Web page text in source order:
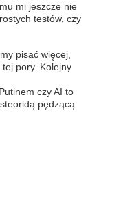
mi jeszcze nie
testów, czy
pisać więcej,
pory. Kolejny
czy AI to
pędzącą